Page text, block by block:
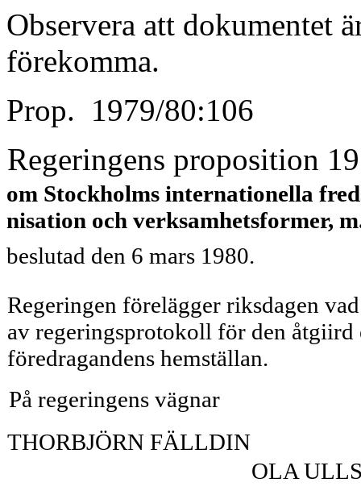
Observera att dokumentet
förekomma.
Prop. 1979/80:106
Regeringens proposition
om Stockholms internationella
nisation och verksamhetsformer,
beslutad den 6 mars 1980.
Regeringen förelägger riksdagen
av regeringsprotokoll för den
föredragandens hemställan.
På regeringens vägnar
THORBJÖRN FÄLLDIN
OLA